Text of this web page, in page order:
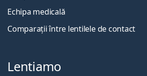
Echipa medicală
Comparații între lentilele de contact
Lentiamo